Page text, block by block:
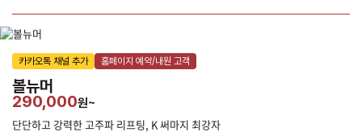
카카오톡 채널 추가 홈페이지 예약/내원 고객
볼뉴머
290,000원~
단단하고 강력한 고주파 리프팅, K 써마지 최강자